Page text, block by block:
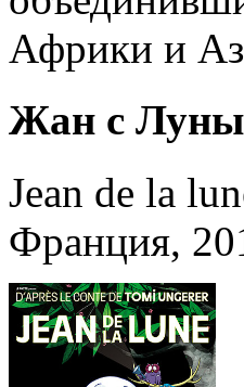
Африки и
Жан с Луны
Jean de la
Франция,